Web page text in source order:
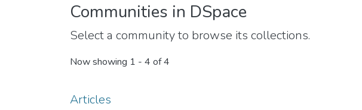
Communities in DSpace
Select a community to browse its collections.
Now showing 1 - 4 of 4
Articles